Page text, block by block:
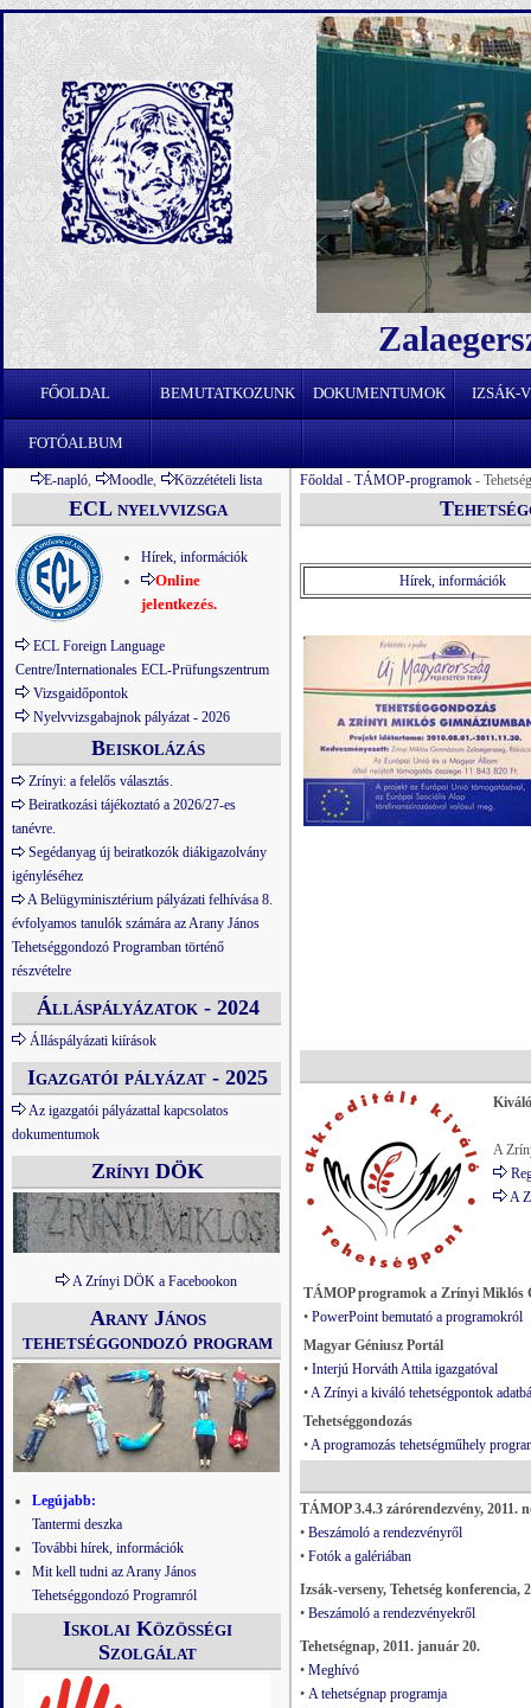
FŐOLDAL BEMUTATKOZUNK DOKUMENTUMOK IZSÁK-
FOTÓALBUM
E-napló, Moodle, Közzétételi lista
ECL nyelvvizsga
Hírek, információk
Online
jelentkezés.
ECL Foreign Language
Centre/Internationales ECL-Prüfungszentrum
Vizsgaidőpontok
Nyelvvizsgabajnok pályázat - 2026
Beiskolázás
Zrínyi: a felelős választás.
Beiratkozási tájékoztató a 2026/27-es
tanévre.
Segédanyag új beiratkozók diákigazolvány
igényléséhez
A Belügyminisztérium pályázati felhívása 8.
évfolyamos tanulók számára az Arany János
Tehetséggondozó Programban történő
részvételre
Álláspályázatok - 2024
Álláspályázati kiírások
Igazgatói pályázat - 2025
Az igazgatói pályázattal kapcsolatos
dokumentumok
Zrínyi DÖK
A Zrínyi DÖK a Facebookon
Arany János
tehetséggondozó program
Legújabb:
Tantermi deszka
További hírek, információk
Mit kell tudni az Arany János
Tehetséggondozó Programról
Iskolai Közösségi
Szolgálat
Főoldal - TÁMOP-programok -
Hírek, információk
A
A
TÁMOP programok a Zrínyi Miklós
• PowerPoint bemutató a programokról
Magyar Géniusz Portál
• Interjú Horváth Attila igazgatóval
•A Zrínyi a kiváló tehetségpontok
Tehetséggondozás
•A programozás tehetségműhely
TÁMOP 3.4.3 zárórendezvény, 2011.
• Beszámoló a rendezvényről
• Fotók a galériában
Izsák-verseny, Tehetség konferencia,
• Beszámoló a rendezvényekről
Tehetségnap, 2011. január 20.
• Meghívó
• A tehetségnap programja